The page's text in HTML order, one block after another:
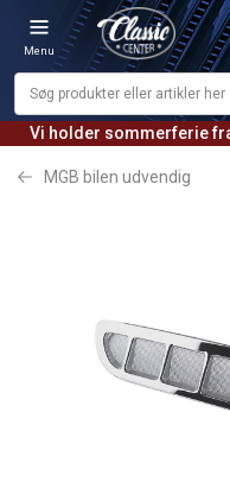
Vi holder sommerferie
Menu
MGB bilen udvendig